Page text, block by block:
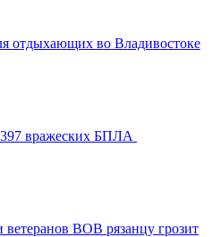
отдыхающих во Владивостоке
вражеских БПЛА
ВОВ рязанцу грозит